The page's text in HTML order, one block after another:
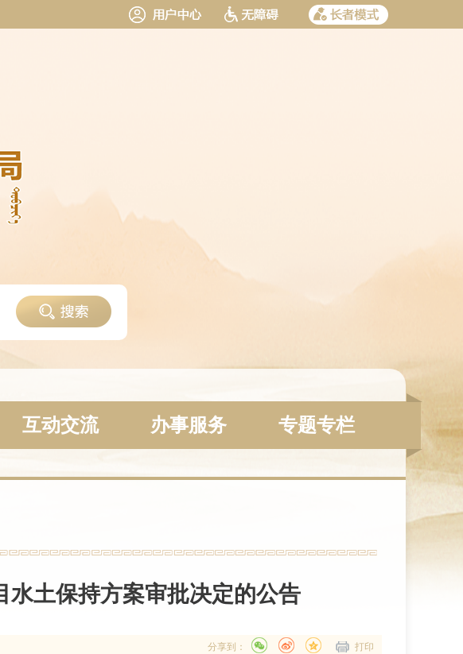
互动交流 办事服务 专题专栏
土保持方案审批决定的公告
打印
分享到：